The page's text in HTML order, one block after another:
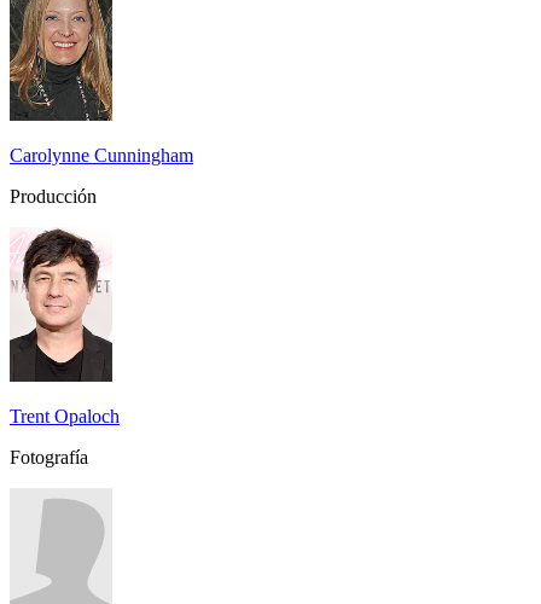
Carolynne Cunningham
Producción
Trent Opaloch
Fotografía